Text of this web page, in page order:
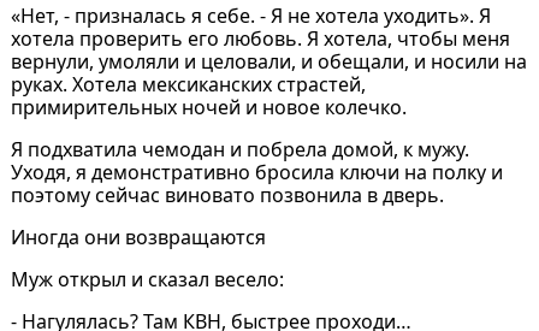
«Нет, - призналась я себе. - Я не хотела уходить». Я
хотела проверить его любовь. Я хотела, чтобы меня
вернули, умоляли и целовали, и обещали, и носили на
руках. Хотела мексиканских страстей,
примирительных ночей и новое колечко.
Я подхватила чемодан и побрела домой, к мужу.
Уходя, я демонстративно бросила ключи на полку и
поэтому сейчас виновато позвонила в дверь.
Иногда они возвращаются
Муж открыл и сказал весело:
- Нагулялась? Там КВН, быстрее проходи…